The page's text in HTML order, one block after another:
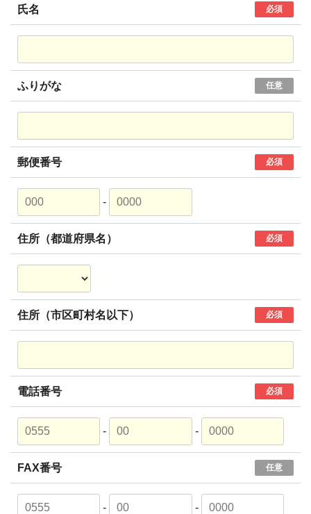
氏名 必須
ふりがな 任意
郵便番号 必須
-
住所（都道府県名） 必須
住所（市区町村名以下） 必須
電話番号 必須
- -
FAX番号 任意
- -